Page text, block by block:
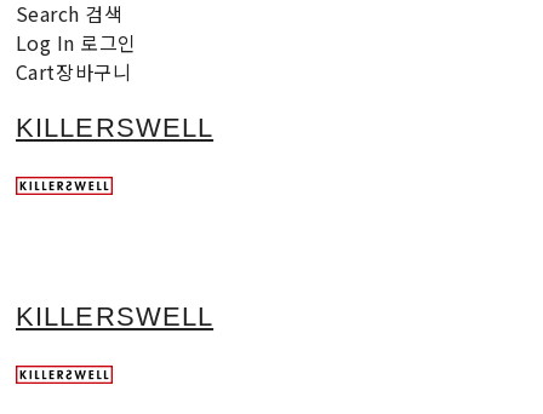
Search 검색
Log In 로그인
Cart장바구니
KILLERSWELL
KILLERSWELL